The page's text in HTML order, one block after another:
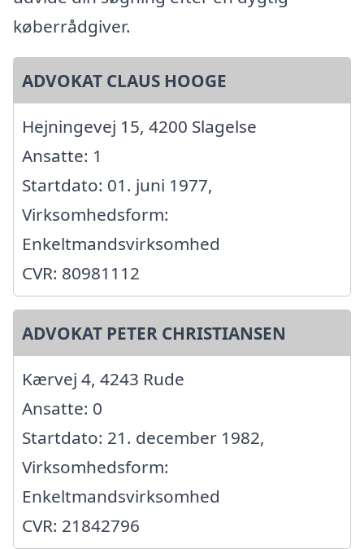
køberrådgiver.
ADVOKAT CLAUS HOOGE
Hejningevej 15, 4200 Slagelse
Ansatte: 1
Startdato: 01. juni 1977,
Virksomhedsform:
Enkeltmandsvirksomhed
CVR: 80981112
ADVOKAT PETER CHRISTIANSEN
Kærvej 4, 4243 Rude
Ansatte: 0
Startdato: 21. december 1982,
Virksomhedsform:
Enkeltmandsvirksomhed
CVR: 21842796